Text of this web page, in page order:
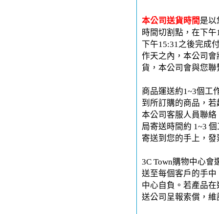
本公司送貨時間 是以
時間切割點，在下
下午15:31之後完成
作天之內，本公司
貨，本公司會與您
商品運送約1~3個工
到所訂購的商品，
本公司客服人員聯
局寄送時間約 1~3
寄送到您的手上，
3C Town購物中心
送至每個客戶的手中
中心自負。若產品
送公司呈報索償，